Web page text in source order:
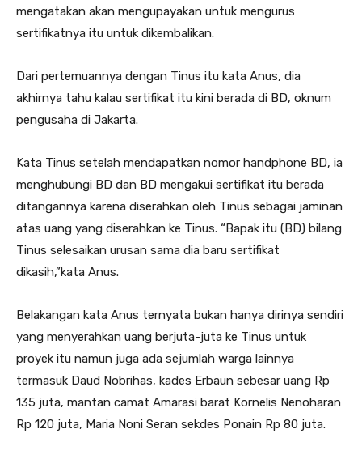
mengatakan akan mengupayakan untuk mengurus
sertifikatnya itu untuk dikembalikan.
Dari pertemuannya dengan Tinus itu kata Anus, dia
akhirnya tahu kalau sertifikat itu kini berada di BD, oknum
pengusaha di Jakarta.
Kata Tinus setelah mendapatkan nomor handphone BD, ia
menghubungi BD dan BD mengakui sertifikat itu berada
ditangannya karena diserahkan oleh Tinus sebagai jaminan
atas uang yang diserahkan ke Tinus. “Bapak itu (BD) bilang
Tinus selesaikan urusan sama dia baru sertifikat
dikasih,”kata Anus.
Belakangan kata Anus ternyata bukan hanya dirinya sendiri
yang menyerahkan uang berjuta-juta ke Tinus untuk
proyek itu namun juga ada sejumlah warga lainnya
termasuk Daud Nobrihas, kades Erbaun sebesar uang Rp
135 juta, mantan camat Amarasi barat Kornelis Nenoharan
Rp 120 juta, Maria Noni Seran sekdes Ponain Rp 80 juta.